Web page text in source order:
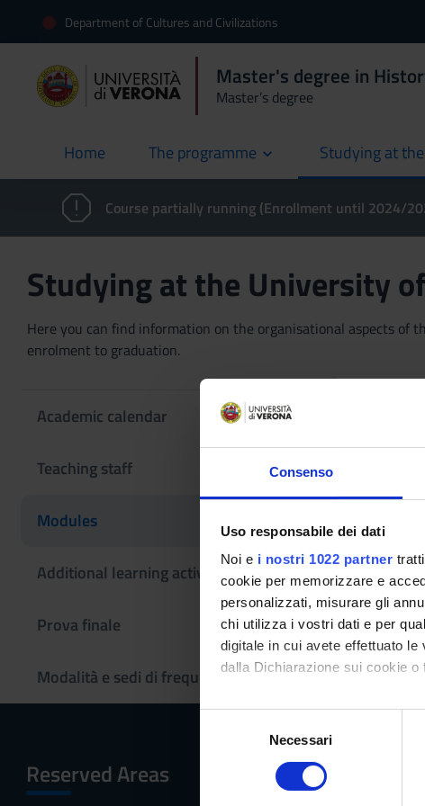
Consenso
Uso responsabile dei dati
Noi e i nostri 1022 partner
cookie per memorizzare e
personalizzati, misurare gli
chi utilizza i vostri dati e per
digitale in cui avete effettuato
dalla Dichiarazione sui cookie
Con il tuo consenso, vorremmo
raccogliere informazioni
digitali).
Necessari
Department of Cultures and Civilizations
Master's degree in
Master’s degree
Home
current The programme Studying at
Course partially running (Enrollment until 2024/
Studying at the University
Here you can find information on the organisational aspects
enrolment to graduation.
Academic calendar
Teaching staff
Modules
Additional learning activities
Prova finale
Modalità e sedi di frequenza
Italian
Teaching code
4S02260
The course is given by
Literary Texts
Reserved Areas Menu